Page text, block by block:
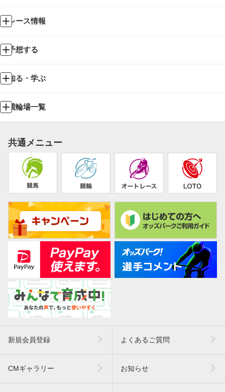
レース情報
予想する
知る・学ぶ
競輪場一覧
共通メニュー
新規会員登録 よくあるご質問
CMギャラリー お知らせ